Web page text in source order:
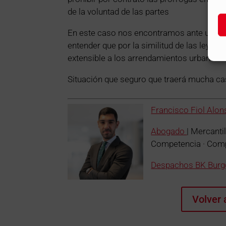
de la voluntad de las partes
En este caso nos encontramos ante un
entender que por la similitud de las leyes
extensible a los arrendamientos urbanos?
Situación que seguro que traerá mucha
Francisco Fiol
Abogado |
Competencia ·
Despachos BK
Volver